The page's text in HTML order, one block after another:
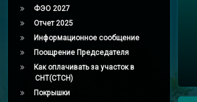
ФЭО 2027
Отчет 2025
Информационное сообщение
Поощрение Председателя
Как оплачивать за участок в
СНТ(СТСН)
Покрышки